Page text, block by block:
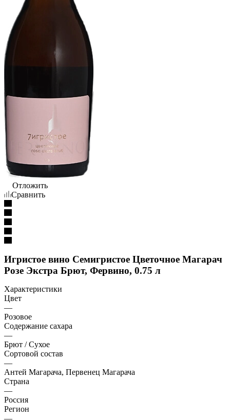
Отложить
Сравнить
Игристое вино Семигристое Цветочное Магарач
Розе Экстра Брют, Фервино, 0.75 л
Характеристики
Цвет
—
Розовое
Содержание сахара
—
Брют / Сухое
Сортовой состав
—
Антей Магарача, Первенец Магарача
Страна
—
Россия
Регион
—